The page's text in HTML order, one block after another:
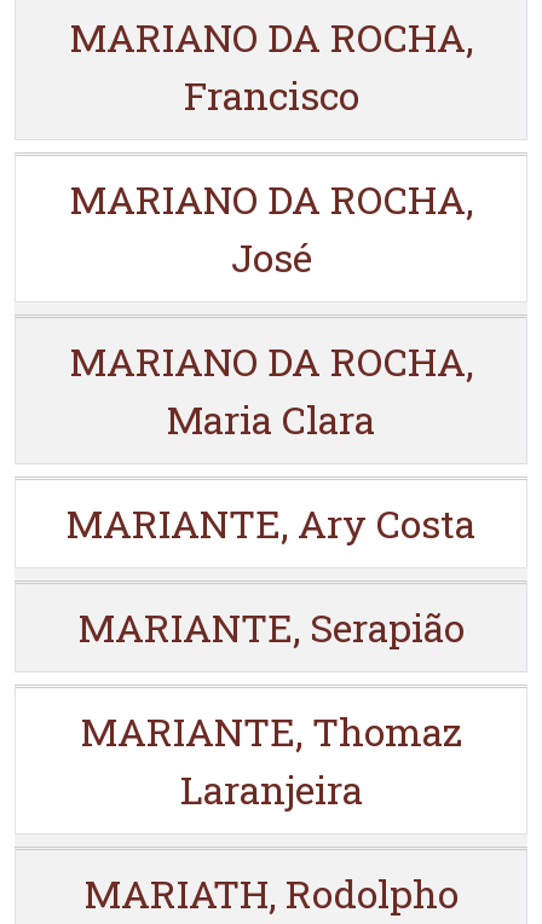
MARIANO DA ROCHA,
Francisco
MARIANO DA ROCHA,
José
MARIANO DA ROCHA,
Maria Clara
MARIANTE, Ary Costa
MARIANTE, Serapião
MARIANTE, Thomaz
Laranjeira
MARIATH, Rodolpho